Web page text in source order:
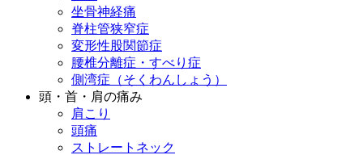
坐骨神経痛
脊柱管狭窄症
変形性股関節症
腰椎分離症・すべり症
側湾症（そくわんしょう）
頭・首・肩の痛み
肩こり
頭痛
ストレートネック